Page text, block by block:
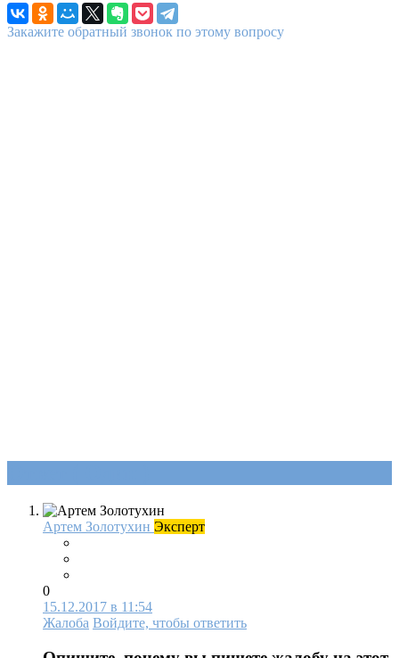
Закажите обратный звонок по этому вопросу
Артем Золотухин Эксперт
0
15.12.2017 в 11:54
Жалоба Войдите, чтобы ответить